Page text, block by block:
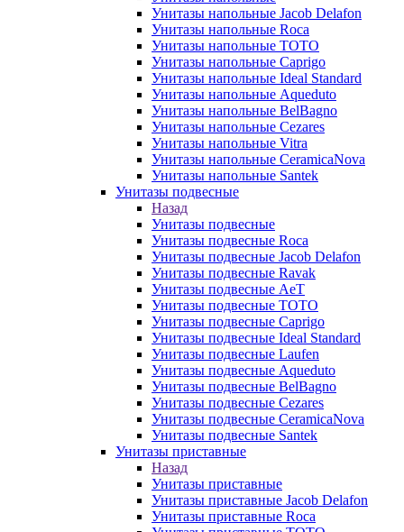
Унитазы напольные Jacob Delafon
Унитазы напольные Roca
Унитазы напольные TOTO
Унитазы напольные Caprigo
Унитазы напольные Ideal Standard
Унитазы напольные Aqueduto
Унитазы напольные BelBagno
Унитазы напольные Cezares
Унитазы напольные Vitra
Унитазы напольные CeramicaNova
Унитазы напольные Santek
Унитазы подвесные
Назад
Унитазы подвесные
Унитазы подвесные Roca
Унитазы подвесные Jacob Delafon
Унитазы подвесные Ravak
Унитазы подвесные AeT
Унитазы подвесные TOTO
Унитазы подвесные Caprigo
Унитазы подвесные Ideal Standard
Унитазы подвесные Laufen
Унитазы подвесные Aqueduto
Унитазы подвесные BelBagno
Унитазы подвесные Cezares
Унитазы подвесные CeramicaNova
Унитазы подвесные Santek
Унитазы приставные
Назад
Унитазы приставные
Унитазы приставные Jacob Delafon
Унитазы приставные Roca